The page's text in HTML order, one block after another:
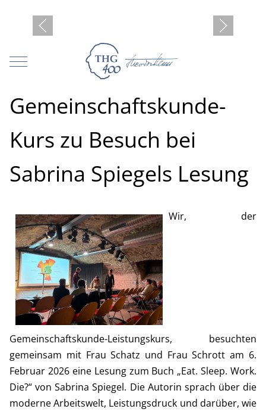
Mobile Menu Toggle
Gemeinschaftskunde-
Kurs zu Besuch bei
Sabrina Spiegels Lesung
Wir, der
Gemeinschaftskunde-Leistungskurs, besuchten
gemeinsam mit Frau Schatz und Frau Schrott am 6.
Februar 2026 eine Lesung zum Buch „Eat. Sleep. Work.
Die?“ von Sabrina Spiegel. Die Autorin sprach über die
moderne Arbeitswelt, Leistungsdruck und darüber, wie